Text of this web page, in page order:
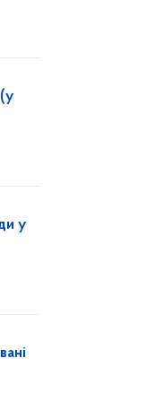
у